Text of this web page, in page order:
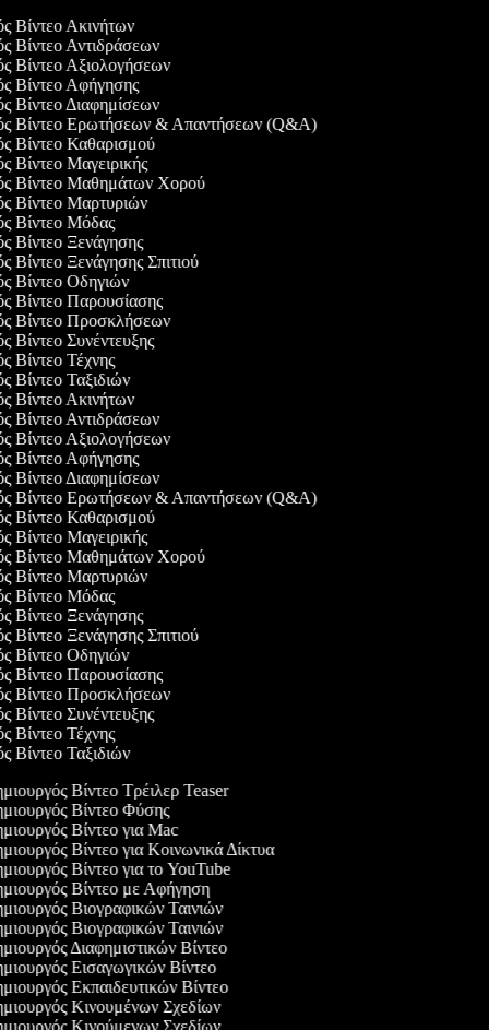
Βίντεο Ακινήτων
Βίντεο Αντιδράσεων
Βίντεο Αξιολογήσεων
Βίντεο Αφήγησης
Βίντεο Διαφημίσεων
Βίντεο Ερωτήσεων & Απαντήσεων (Q&A)
Βίντεο Καθαρισμού
Βίντεο Μαγειρικής
Βίντεο Μαθημάτων Χορού
Βίντεο Μαρτυριών
Βίντεο Μόδας
Βίντεο Ξενάγησης
Βίντεο Ξενάγησης Σπιτιού
Βίντεο Οδηγιών
Βίντεο Παρουσίασης
Βίντεο Προσκλήσεων
Βίντεο Συνέντευξης
Βίντεο Τέχνης
Βίντεο Ταξιδιών
Βίντεο Ακινήτων
Βίντεο Αντιδράσεων
Βίντεο Αξιολογήσεων
Βίντεο Αφήγησης
Βίντεο Διαφημίσεων
Βίντεο Ερωτήσεων & Απαντήσεων (Q&A)
Βίντεο Καθαρισμού
Βίντεο Μαγειρικής
Βίντεο Μαθημάτων Χορού
Βίντεο Μαρτυριών
Βίντεο Μόδας
Βίντεο Ξενάγησης
Βίντεο Ξενάγησης Σπιτιού
Βίντεο Οδηγιών
Βίντεο Παρουσίασης
Βίντεο Προσκλήσεων
Βίντεο Συνέντευξης
Βίντεο Τέχνης
Βίντεο Ταξιδιών
Βίντεο Τρέιλερ Teaser
Βίντεο Φύσης
Βίντεο για Mac
Βίντεο για Κοινωνικά Δίκτυα
Βίντεο για το YouTube
Βίντεο με Αφήγηση
Βιογραφικών Ταινιών
Βιογραφικών Ταινιών
Διαφημιστικών Βίντεο
Εισαγωγικών Βίντεο
Εκπαιδευτικών Βίντεο
Κινουμένων Σχεδίων